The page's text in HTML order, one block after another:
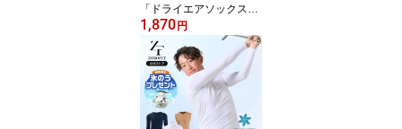
「ドライエアソックス」
スポーツソックス 冷却加
工 機能性ソックス 抗菌
防臭 ポリジン 綿麻 メン
ズ レディース メッシュ
スニーカー サンダル 2
2〜24cm 25〜27cm 2
7〜29cm ゴルフソックス
1,870円